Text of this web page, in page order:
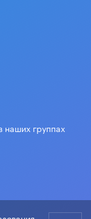
группах